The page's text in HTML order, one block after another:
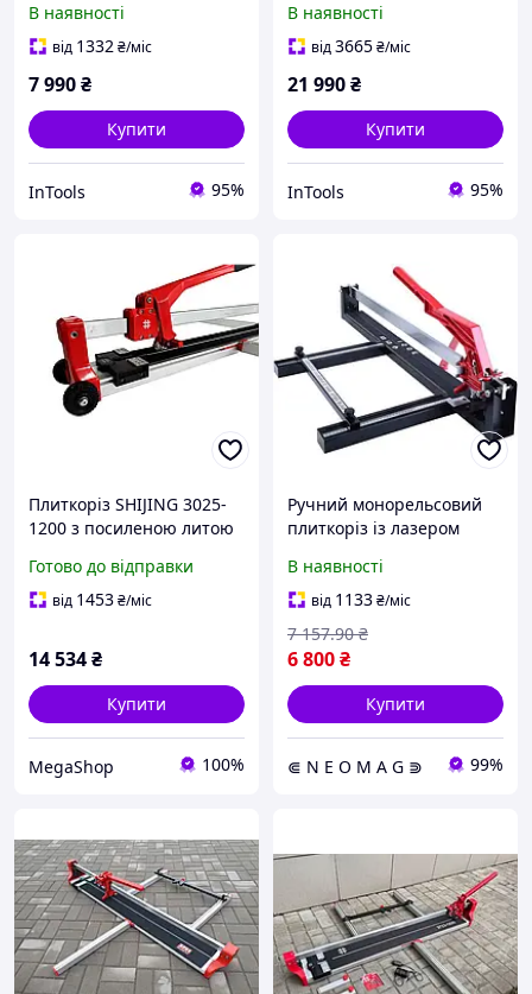
1200 Професійний
плиткоріз роликовий
В наявності
від 1332₴/міс
7 990₴
Купити
InTools 95%
Плиткоріз ручний
роликовий з лазерним
В наявності
від3665₴/міс
21 990₴
Купити
InTools 95%
Плиткоріз SHIJING 3025-
1200 з посиленою литою
напрямною, відкидна
лапка, посилена ручка
Готово до відправки
від 1453₴/міс
14 534₴
Купити
MegaShop 100%
Ручний монорельсовий
плиткоріз із лазером
В наявності
від 1133₴/міс
6 800₴
7 157.90 ₴
Купити
⋐ N E O M A G ⋑ 99%